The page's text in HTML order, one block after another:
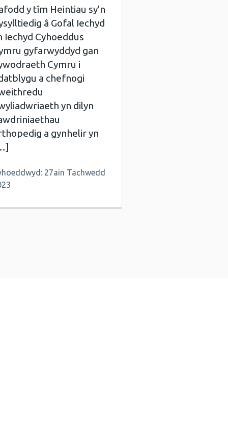
y tîm Heintiau sy’n
â Gofal Iechyd
Iechyd Cyhoeddus
gyfarwyddyd gan
Cymru i
a chefnogi
yn dilyn
a gynhelir yn
27ain Tachwedd